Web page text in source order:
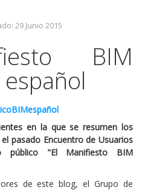
29 Junio 2015
BIM
en la que se resumen los
pasado Encuentro de Usuarios
público "El Manifiesto BIM
de este blog, el Grupo de